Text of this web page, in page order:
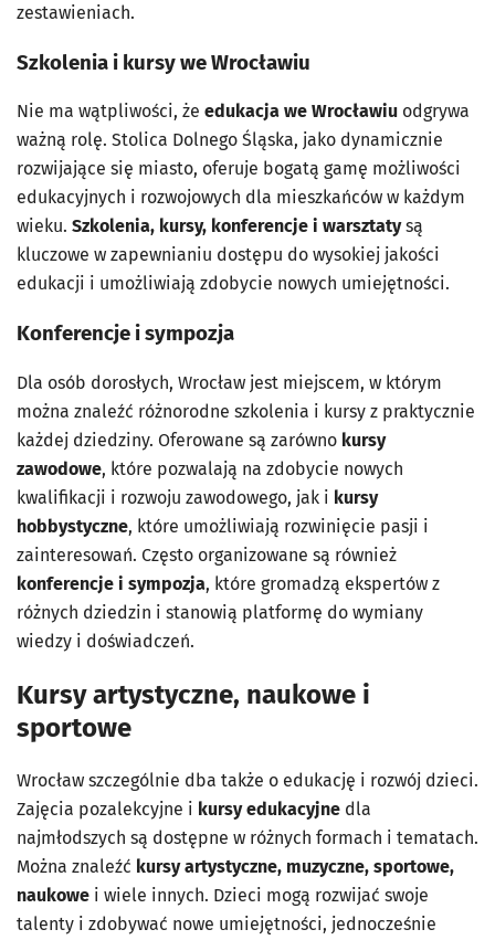
zestawieniach.
Szkolenia i kursy we Wrocławiu
Nie ma wątpliwości, że edukacja we Wrocławiu odgrywa
ważną rolę. Stolica Dolnego Śląska, jako dynamicznie
rozwijające się miasto, oferuje bogatą gamę możliwości
edukacyjnych i rozwojowych dla mieszkańców w każdym
wieku. Szkolenia, kursy, konferencje i warsztatysą
kluczowe w zapewnianiu dostępu do wysokiej jakości
edukacji i umożliwiają zdobycie nowych umiejętności.
Konferencje i sympozja
Dla osób dorosłych, Wrocław jest miejscem, w którym
można znaleźć różnorodne szkolenia i kursy z praktycznie
każdej dziedziny. Oferowane są zarówno kursy
zawodowe, które pozwalają na zdobycie nowych
kwalifikacji i rozwoju zawodowego, jak i kursy
hobbystyczne, które umożliwiają rozwinięcie pasji i
zainteresowań. Często organizowane są również
konferencje i sympozja, które gromadzą ekspertów z
różnych dziedzin i stanowią platformę do wymiany
wiedzy i doświadczeń.
Kursy artystyczne, naukowe i
sportowe
Wrocław szczególnie dba także o edukację i rozwój dzieci.
Zajęcia pozalekcyjne i kursy edukacyjne dla
najmłodszych są dostępne w różnych formach i tematach.
Można znaleźć kursy artystyczne, muzyczne, sportowe,
naukowe i wiele innych. Dzieci mogą rozwijać swoje
talenty i zdobywać nowe umiejętności, jednocześnie